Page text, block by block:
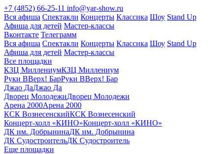
+7 (4852) 66-25-11 info@yar-show.ru
Вся афиша Спектакли Концерты Классика Шоу Stand Up
Афиша для детей Мастер-классы
Вконтакте Телеграмм
Вся афиша Спектакли Концерты Классика Шоу Stand Up
Афиша для детей Мастер-классы
Все площадки
КЗЦ МиллениумКЗЦ Миллениум
Руки ВВерх! БарРуки ВВерх! Бар
Джао ДаДжао Да
Дворец МолодежиДворец Молодежи
Арена 2000Арена 2000
КСК ВознесенскийКСК Вознесенский
Концерт-холл «КИНО»Концерт-холл «КИНО»
ДК им. ДобрынинаДК им. Добрынина
ДК СудостроительДК Судостроитель
Еще площадки